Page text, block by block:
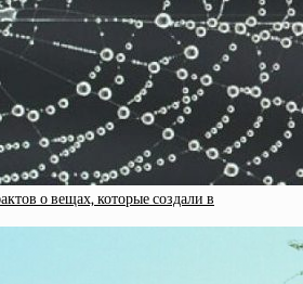
о вещах, которые создали в